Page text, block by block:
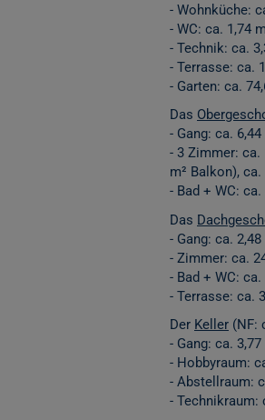
- Wohnküche:
- WC: ca. 1,74
- Technik: ca.
- Terrasse: ca.
- Garten: ca.
Das
- Gang: ca. 6,44
- 3 Zimmer: ca.
m² Balkon), ca.
- Bad + WC:
Das
- Gang: ca. 2,48
- Zimmer: ca.
- Bad + WC:
- Terrasse: ca.
Der Keller (NF:
- Gang: ca. 3,77
- Hobbyraum:
- Abstellraum:
- Technikraum: